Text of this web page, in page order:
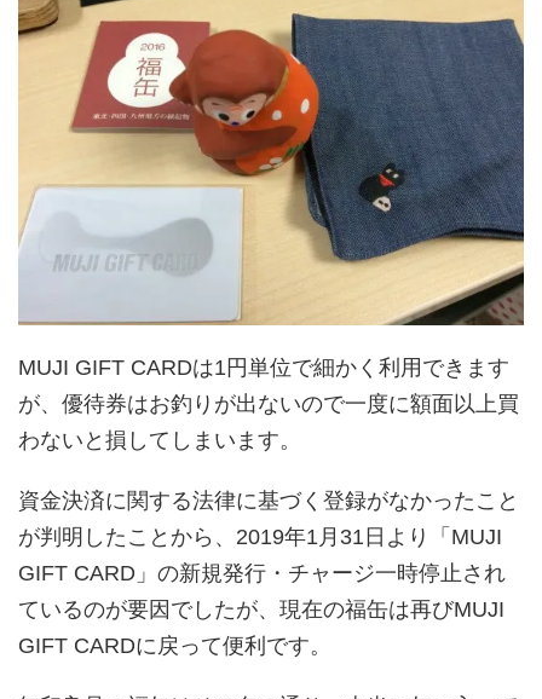
MUJI GIFT CARDは1円単位で細かく利用できます
が、優待券はお釣りが出ないので一度に額面以上買
わないと損してしまいます。
資金決済に関する法律に基づく登録がなかったこと
が判明したことから、2019年1月31日より「MUJI
GIFT CARD」の新規発行・チャージ一時停止され
ているのが要因でしたが、現在の福缶は再びMUJI
GIFT CARDに戻って便利です。